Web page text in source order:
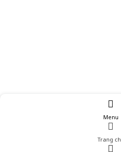
Menu
Trang